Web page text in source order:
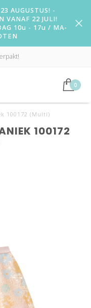
AUGUSTUS! -
VANAF 22 JULI!
10u - 17u / MA-
0
100172 (Multi)
100172